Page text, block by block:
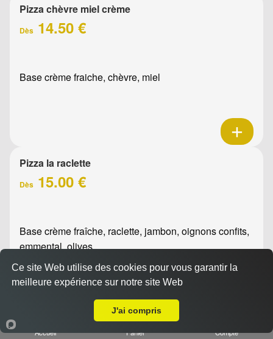
Pizza chèvre miel crème
Dès 14.50 €
Base crème fraiche, chèvre, miel
Pizza la raclette
Dès 15.00 €
Base crème fraîche, raclette, jambon, oignons confits,
emmental, olives
Accueil Panier Compte
Ce site Web utilise des cookies pour vous garantir la
meilleure expérience sur notre site Web
J'ai compris